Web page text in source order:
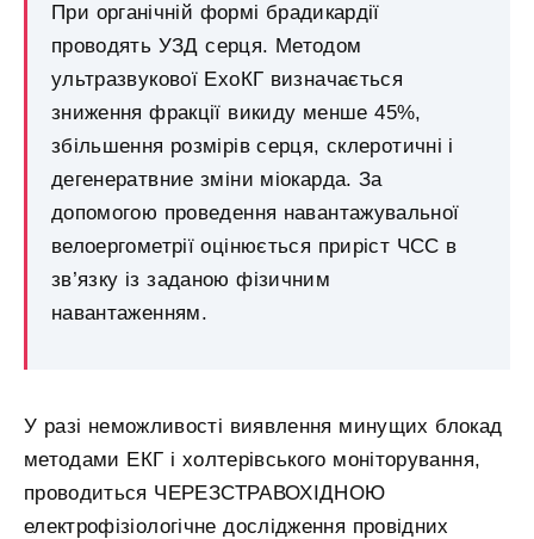
При органічній формі брадикардії
проводять УЗД серця. Методом
ультразвукової ЕхоКГ визначається
зниження фракції викиду менше 45%,
збільшення розмірів серця, склеротичні і
дегенератвние зміни міокарда. За
допомогою проведення навантажувальної
велоергометрії оцінюється приріст ЧСС в
зв’язку із заданою фізичним
навантаженням.
У разі неможливості виявлення минущих блокад
методами ЕКГ і холтерівського моніторування,
проводиться ЧЕРЕЗСТРАВОХІДНОЮ
електрофізіологічне дослідження провідних